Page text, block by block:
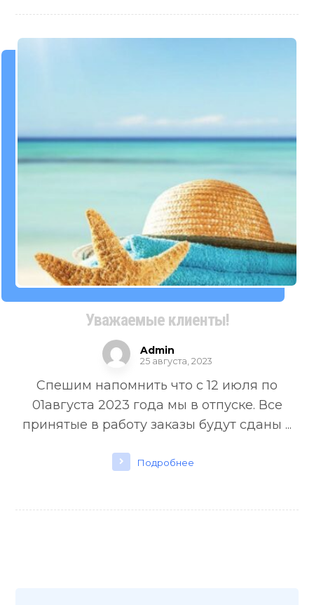
Уважаемые клиенты!
Admin
25 августа, 2023
Спешим напомнить что с 12 июля по
01августа 2023 года мы в отпуске. Все
принятые в работу заказы будут сданы ...
Подробнее